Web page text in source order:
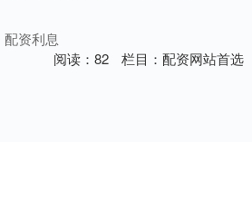
资利息
阅读： 82 栏目： 配资网站首选